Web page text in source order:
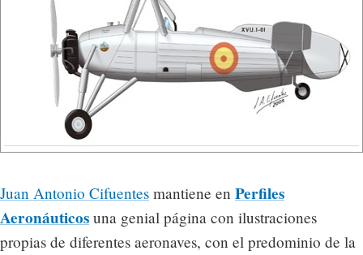
Juan Antonio Cifuentes mantiene en Perfiles
Aeronáuticos una genial página con ilustraciones
propias de diferentes aeronaves, con el predominio de la